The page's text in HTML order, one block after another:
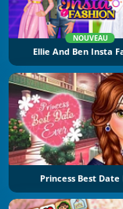
NOUVEAU
Ellie And Ben Insta
Princess Best Date